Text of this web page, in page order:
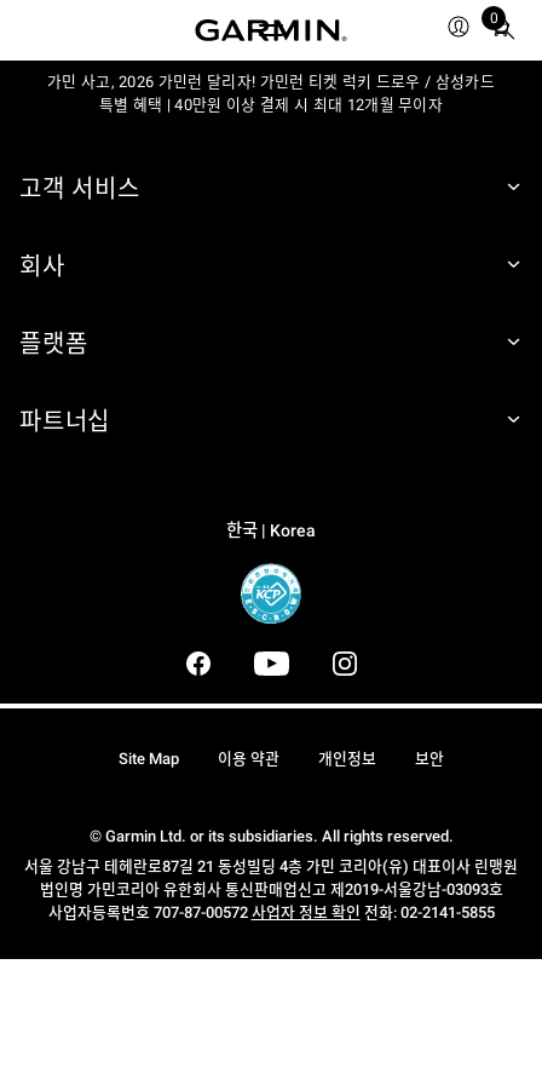
0
Total
items
in
가민 사고, 2026 가민런 달리자! 가민런 티켓 럭키 드로우 / 삼성카드
특별 혜택 | 40만원 이상 결제 시 최대 12개월 무이자
고객 서비스
회사
플랫폼
파트너십
한국 | Korea
© Garmin Ltd. or its subsidiaries. All rights reserved.
서울 강남구 테헤란로87길 21 동성빌딩 4층 가민 코리아(유) 대표이사 린맹원
법인명 가민코리아 유한회사 통신판매업신고 제2019-서울강남-03093호
사업자등록번호 707-87-00572 사업자 정보 확인 전화: 02-2141-5855
Site Map 이용 약관 개인정보 보안